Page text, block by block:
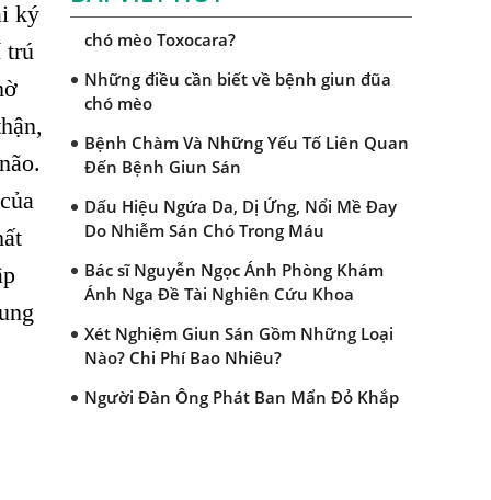
ký
trú
Dấu hiệu nào nhận biết bệnh giun đũa
chó mèo Toxocara?
Những điều cần biết về bệnh giun đũa
chó mèo
Bệnh Chàm Và Những Yếu Tố Liên Quan
Đến Bệnh Giun Sán
Dấu Hiệu Ngứa Da, Dị Ứng, Nổi Mề Đay
Do Nhiễm Sán Chó Trong Máu
Bác sĩ Nguyễn Ngọc Ánh Phòng Khám
Ánh Nga Đề Tài Nghiên Cứu Khoa
Xét Nghiệm Giun Sán Gồm Những Loại
Nào? Chi Phí Bao Nhiêu?
Người Đàn Ông Phát Ban Mẩn Đỏ Khắp